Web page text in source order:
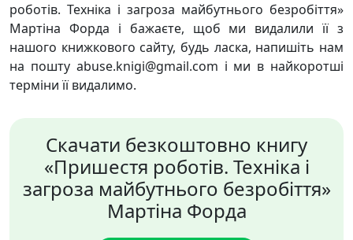
роботів. Техніка і загроза майбутнього безробіття»
Мартіна Форда і бажаєте, щоб ми видалили її з
нашого книжкового сайту, будь ласка, напишіть нам
на пошту abuse.knigi@gmail.com і ми в найкоротші
терміни її видалимо.
Скачати безкоштовно книгу
«Пришестя роботів. Техніка і
загроза майбутнього безробіття»
Мартіна Форда